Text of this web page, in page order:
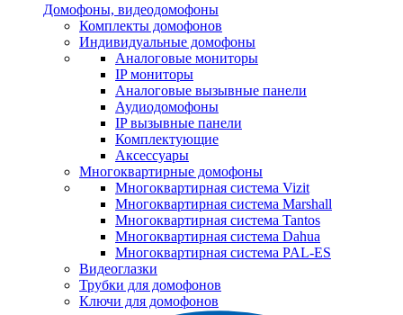
Домофоны, видеодомофоны
Комплекты домофонов
Индивидуальные домофоны
Аналоговые мониторы
IP мониторы
Аналоговые вызывные панели
Аудиодомофоны
IP вызывные панели
Комплектующие
Аксессуары
Многоквартирные домофоны
Многоквартирная система Vizit
Многоквартирная система Marshall
Многоквартирная система Tantos
Многоквартирная система Dahua
Многоквартирная система PAL-ES
Видеоглазки
Трубки для домофонов
Ключи для домофонов